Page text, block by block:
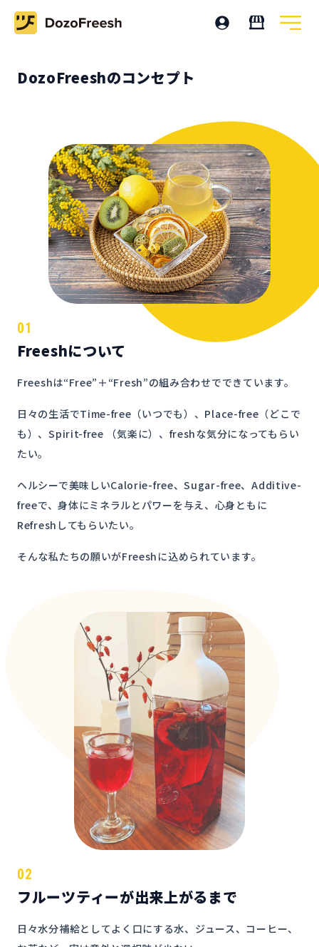
DozoFreeshのコンセプト
01
Freeshについて
Freeshは“Free”＋“Fresh”の組み合わせでできています。
日々の生活でTime-free（いつでも）、Place-free（どこで
も）、Spirit-free （気楽に）、freshな気分になってもらい
たい。
ヘルシーで美味しいCalorie-free、Sugar-free、Additive-
freeで、身体にミネラルとパワーを与え、心身ともに
Refreshしてもらいたい。
そんな私たちの願いがFreeshに込められています。
02
フルーツティーが出来上がるまで
日々水分補給としてよく口にする水、ジュース、コーヒー、